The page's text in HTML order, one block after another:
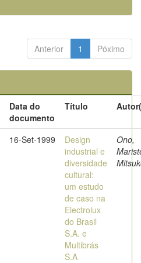
Anterior 1 Póximo
Data do
documento
Título
16-Set-1999
Design
industrial e
diversidade
cultural:
um estudo
de caso na
Electrolux
do Brasil
S.A. e
Multibrás
S.A
Ono,